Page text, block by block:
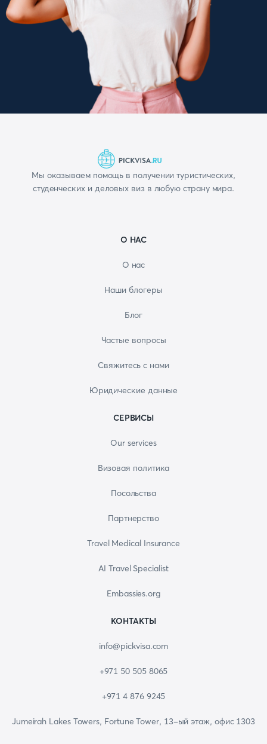
Мы оказываем помощь в получении туристических,
студенческих и деловых виз в любую страну мира.
О НАС
О нас
Наши блогеры
Блог
Частые вопросы
Свяжитесь с нами
Юридические данные
СЕРВИСЫ
Our services
Визовая политика
Посольства
Партнерство
Travel Medical Insurance
AI Travel Specialist
Embassies.org
КОНТАКТЫ
info@pickvisa.com
+971 50 505 8065
+971 4 876 9245
Jumeirah Lakes Towers, Fortune Tower, 13-ый этаж, офис 1303